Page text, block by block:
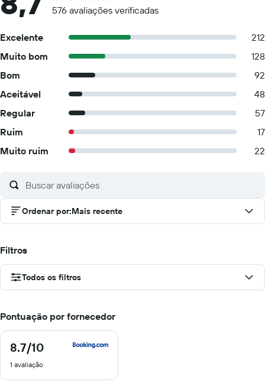
576 avaliações verificadas
Excelente
212
Muito bom
128
Bom
92
Aceitável
48
Regular
57
Ruim
17
Muito ruim
22
Ordenar por:Mais recente
Filtros
Todos os filtros
Pontuação por fornecedor
8.7/10
8.7
10
1 avaliação